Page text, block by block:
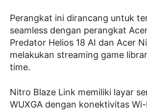
Perangkat ini dirancang untuk
seamless dengan perangkat
Predator Helios 18 AI dan Acer
melakukan streaming game
time.
Nitro Blaze Link memiliki layar
WUXGA dengan konektivitas